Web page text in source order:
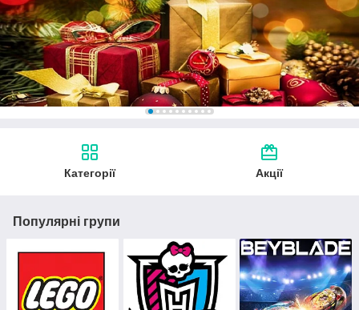
Категорії Акції
Популярні групи